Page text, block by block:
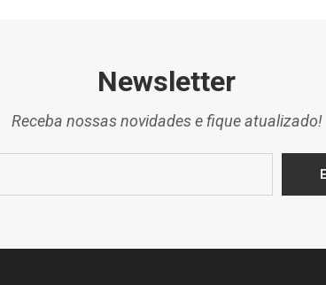
Newsletter
Receba nossas novidades e fique atualizado!